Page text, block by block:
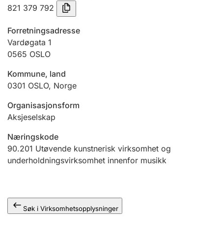
Tinglysing
Jeger
Ektepaktveileder
Offentlig sektor
821 379 792
Forretningsadresse
Vardøgata 1
0565 OSLO
Kommune, land
0301 OSLO, Norge
Organisasjonsform
Aksjeselskap
Næringskode
90.201 Utøvende kunstnerisk virksomhet og
underholdningsvirksomhet innenfor musikk
Søk i Virksomhetsopplysninger